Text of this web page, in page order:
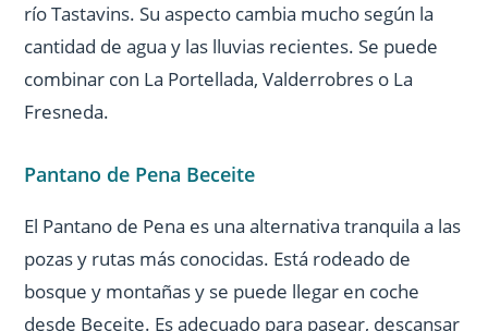
río Tastavins. Su aspecto cambia mucho según la
cantidad de agua y las lluvias recientes. Se puede
combinar con La Portellada, Valderrobres o La
Fresneda.
Pantano de Pena Beceite
El Pantano de Pena es una alternativa tranquila a las
pozas y rutas más conocidas. Está rodeado de
bosque y montañas y se puede llegar en coche
desde Beceite. Es adecuado para pasear, descansar